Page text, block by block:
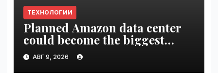
ТЕХНОЛОГИИ
Planned Amazon data center
could become the biggest
climate polluter in the U.S. |
VseTime.ru
АВГ 9, 2026